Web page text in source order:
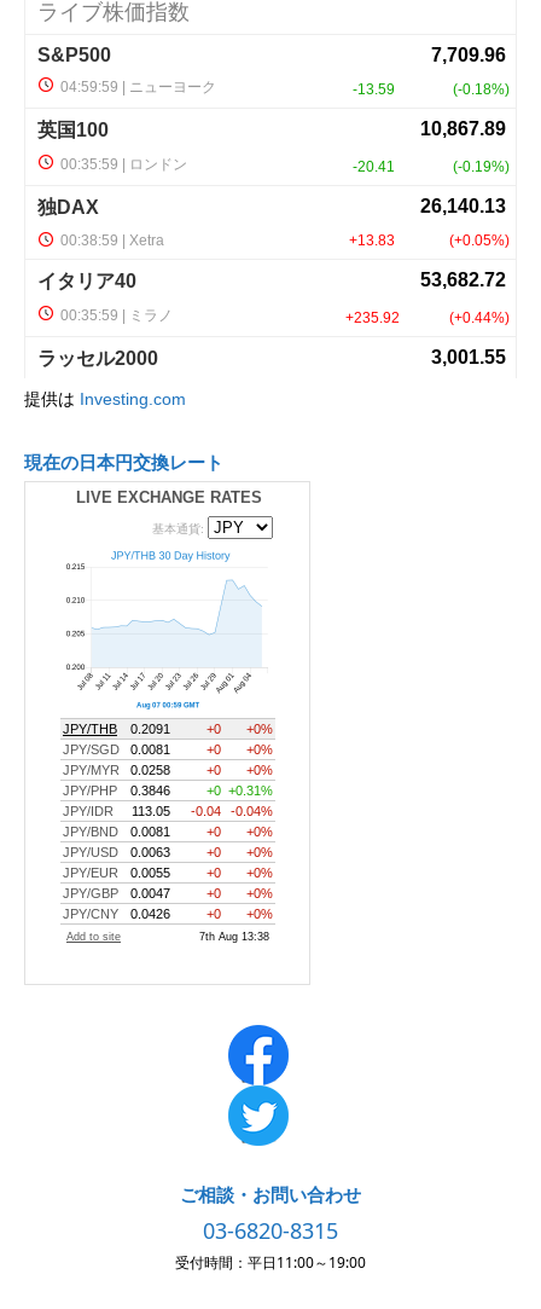
提供は Investing.com
現在の日本円交換レート
LIVE EXCHANGE RATES
ご相談・お問い合わせ
03-6820-8315
受付時間：平日11:00～19:00